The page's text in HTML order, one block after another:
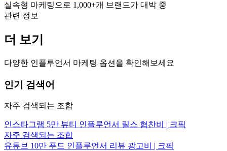
실속형 마케팅으로 1,000+개 브랜드가 대박 중
관련 정보
더 보기
다양한 인플루언서 마케팅 옵션을 확인해보세요
인기 검색어
자주 검색되는 조합
인스타그램 5만 뷰티 인플루언서 릴스 협찬비 | 크픽
자주 검색되는 조합
유튜브 10만 푸드 인플루언서 리뷰 광고비 | 크픽